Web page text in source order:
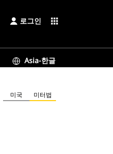
로그인 apps
Asia-한글
미국 미터법